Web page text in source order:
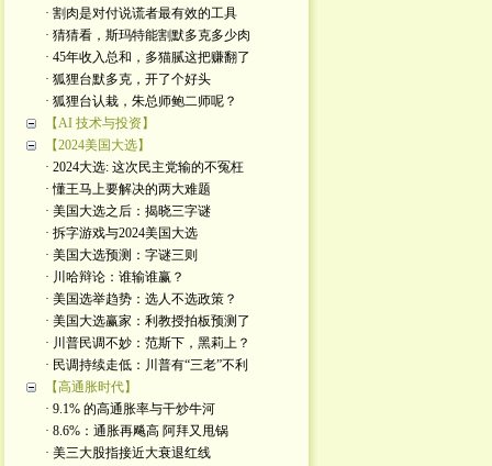
· 割肉是对付说谎者最有效的工具
· 猜猜看，斯玛特能割默多克多少肉
· 45年收入总和，多猫腻这把赚翻了
· 狐狸台默多克，开了个好头
· 狐狸台认栽，朱总师鲍二师呢？
【AI 技术与投资】
【2024美国大选】
· 2024大选: 这次民主党输的不冤枉
· 懂王马上要解决的两大难题
· 美国大选之后：揭晓三字谜
· 拆字游戏与2024美国大选
· 美国大选预测：字谜三则
· 川哈辩论：谁输谁赢？
· 美国选举趋势：选人不选政策？
· 美国大选赢家：利教授拍板预测了
· 川普民调不妙：范斯下，黑莉上？
· 民调持续走低：川普有“三老”不利
【高通胀时代】
· 9.1% 的高通胀率与干炒牛河
· 8.6%：通胀再飚高 阿拜又甩锅
· 美三大股指接近大衰退红线